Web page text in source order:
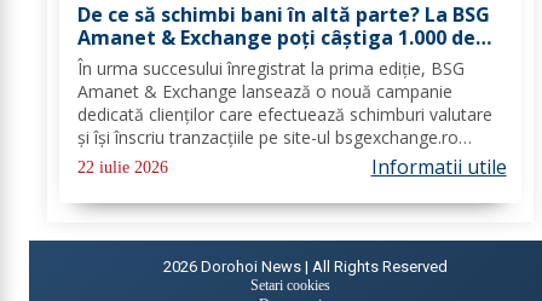
De ce să schimbi bani în altă parte? La BSG
Amanet & Exchange poți câștiga 1.000 de
euro cash!
În urma succesului înregistrat la prima ediție, BSG
Amanet & Exchange lansează o nouă campanie
dedicată clienților care efectuează schimburi valutare
și își înscriu tranzacțiile pe site-ul bsgexchange.ro
Operațiunile pot fi realizate în agenții în perioada 20
22 iulie 2026 Informatii utile
2026 Dorohoi News | All Rights Reserved
Setari cookies